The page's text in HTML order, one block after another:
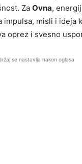
Za Ovna,
impulsa, misli i ideja
oprez i svesno
se nastavlja nakon oglasa